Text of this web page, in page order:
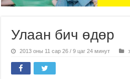
Улаан бич өдөр
2013 оны 11 сар 26 / 9 цаг 24 минут